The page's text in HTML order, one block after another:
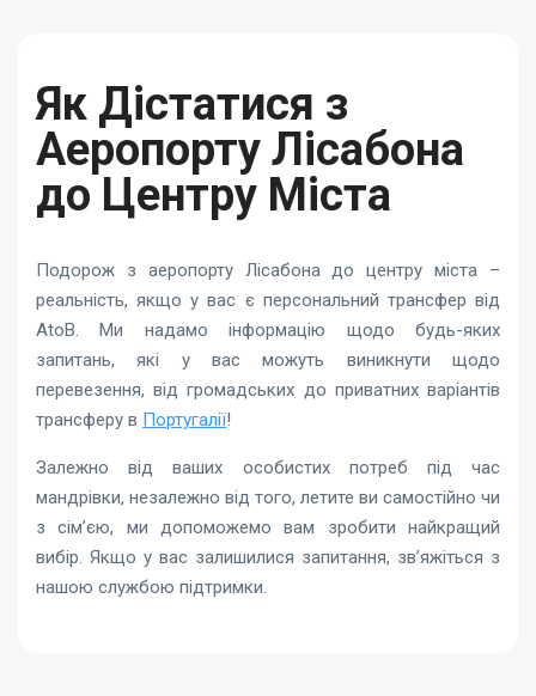
Як Дістатися з
Аеропорту Лісабона
до Центру Міста
Подорож з аеропорту Лісабона до центру міста –
реальність, якщо у вас є персональний трансфер від
AtoB. Ми надамо інформацію щодо будь-яких
запитань, які у вас можуть виникнути щодо
перевезення, від громадських до приватних варіантів
трансферу в Португалії!
Залежно від ваших особистих потреб під час
мандрівки, незалежно від того, летите ви самостійно чи
з сім’єю, ми допоможемо вам зробити найкращий
вибір. Якщо у вас залишилися запитання, зв’яжіться з
нашою службою підтримки.